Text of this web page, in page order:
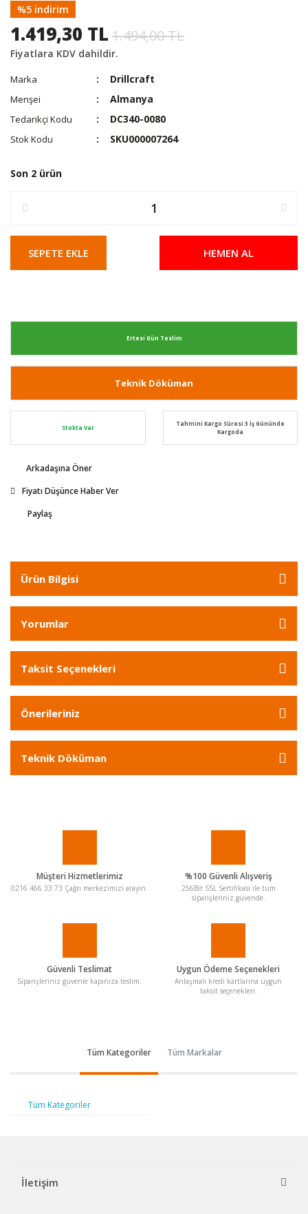
%5 indirim
1.419,30 TL 1.494,00 TL
Fiyatlara KDV dahildir.
Marka Drillcraft
Menşei Almanya
Tedarikçi Kodu DC340-0080
Stok Kodu SKU000007264
Son 2 ürün
SEPETE EKLE HEMEN AL
Ertesi Gün Teslim
Teknik Döküman
Stokta Var
Tahmini Kargo Süresi 3 İş Gününde
Kargoda
Arkadaşına Öner
Fiyatı Düşünce Haber Ver
Paylaş
Ürün Bilgisi
Yorumlar
Taksit Seçenekleri
Önerileriniz
Teknik Döküman
Müşteri Hizmetlerimiz
0216 466 33 73 Çağrı merkezimizi arayın.
%100 Güvenli Alışveriş
256Bit SSL Sertifikası ile tüm
siparişleriniz güvende.
Güvenli Teslimat
Siparişleriniz güvenle kapınıza teslim.
Uygun Ödeme Seçenekleri
Anlaşmalı kredi kartlarına uygun
taksit seçenekleri.
Tüm Kategoriler Tüm Markalar
Tüm Kategoriler
İletişim